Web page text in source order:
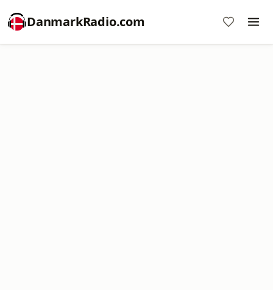
DanmarkRadio.com